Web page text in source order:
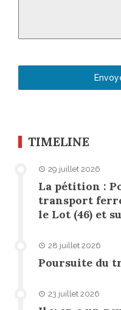
TIMELINE
29 juillet 2026
La pétition :
transport
le Lot (46) et
28 juillet 2026
Poursuite du
23 juillet 2026